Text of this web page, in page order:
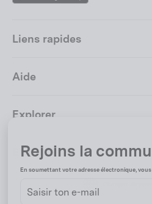
Rejoins la
En soumettant votre adresse électronique,
ton
Liens rapides
Aide
Explorer
Entreprise